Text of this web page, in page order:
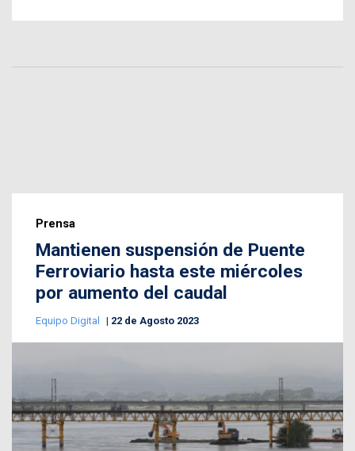
Prensa
Mantienen suspensión de Puente
Ferroviario hasta este miércoles
por aumento del caudal
Equipo Digital 22 de Agosto 2023